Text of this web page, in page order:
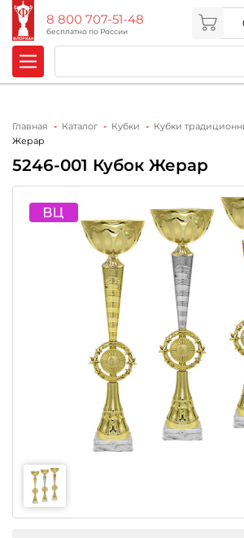
8 800 707-51-48
бесплатно по России
Главная Каталог Кубки Кубки
Жерар
5246-001 Кубок Жерар